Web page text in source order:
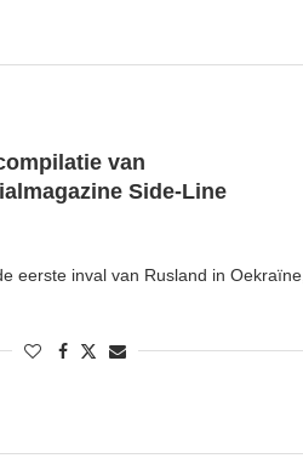
van
Side-Line
eerste inval van Rusland in Oekraïne,